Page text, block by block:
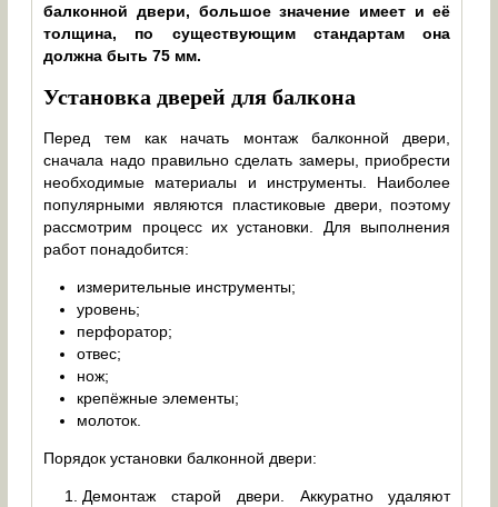
балконной двери, большое значение имеет и её
толщина, по существующим стандартам она
должна быть 75 мм.
Установка дверей для балкона
Перед тем как начать монтаж балконной двери,
сначала надо правильно сделать замеры, приобрести
необходимые материалы и инструменты. Наиболее
популярными являются пластиковые двери, поэтому
рассмотрим процесс их установки. Для выполнения
работ понадобится:
измерительные инструменты;
уровень;
перфоратор;
отвес;
нож;
крепёжные элементы;
молоток.
Порядок установки балконной двери:
Демонтаж старой двери. Аккуратно удаляют